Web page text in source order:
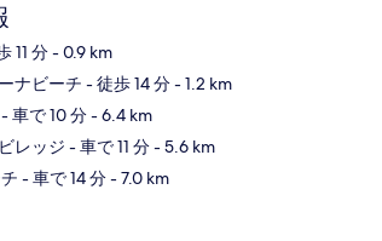
11 分- 0.9 km
ナビーチ - 徒歩 14 分- 1.2 km
- 車で 10 分- 6.4 km
レッジ - 車で 11 分- 5.6 km
- 車で 14 分- 7.0 km